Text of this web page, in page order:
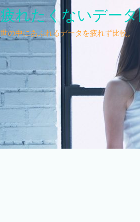
疲れたくないデー
世の中にあふれるデータを疲れず比較。